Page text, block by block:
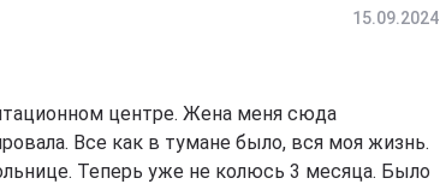
15.09.2024
центре. Жена меня сюда
Все как в тумане было, вся моя жизнь.
Теперь уже не колюсь 3 месяца. Было